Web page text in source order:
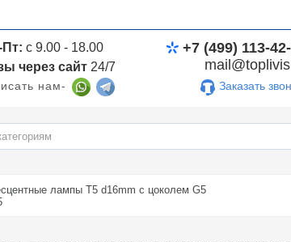
Пт: с 9.00 - 18.00
через сайт 24/7
нам-
+7 (499) 113-
Заказать
лампы T5 d16mm с цоколем G5